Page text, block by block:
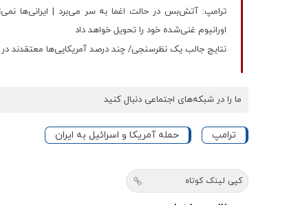
ترامپ: آتش‌بس در حالت اغما به سر می‌برد | ایرانی‌ها
اورانیوم غنی‌شده خود را تحویل خواهد داد
نتایج جالب یک نظرسنجی/ چند درصد آمریکایی‌ها معتقدند
ما را در شبکه‌های اجتماعی دنبال کنید
ترامپ حمله آمریکا و اسرائیل به ایران
کپی لینک کوتاه